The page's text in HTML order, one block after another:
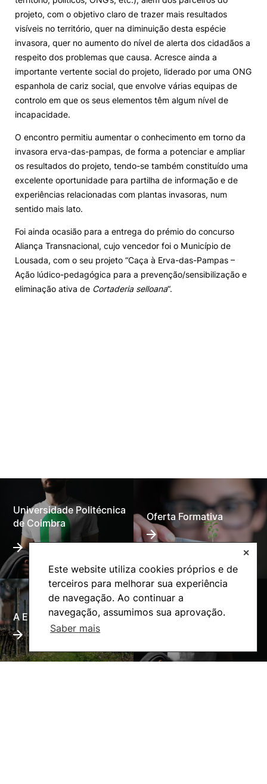
Este website utiliza cookies próprios e de
terceiros para melhorar sua experiência
de navegação. Ao continuar a
navegação, assumimos sua aprovação.
Saber mais
✕
projeto, com o objetivo claro de trazer mais resultados
visíveis no território, quer na diminuição desta espécie
invasora, quer no aumento do nível de alerta dos cidadãos a
respeito dos problemas que causa. Acresce ainda a
importante vertente social do projeto, liderado por uma ONG
espanhola de cariz social, que envolve várias equipas de
controlo em que os seus elementos têm algum nível de
incapacidade.
O encontro permitiu aumentar o conhecimento em torno da
invasora erva-das-pampas, de forma a potenciar e ampliar
os resultados do projeto, tendo-se também constituído uma
excelente oportunidade para partilha de informação e de
experiências relacionadas com plantas invasoras, num
sentido mais lato.
Foi ainda ocasião para a entrega do prémio do concurso
Aliança Transnacional, cujo vencedor foi o Município de
Lousada, com o seu projeto “Caça à Erva-das-Pampas –
Ação lúdico-pedagógica para a prevenção/sensibilização e
eliminação ativa de Cortaderia selloana“.
Universidade Politécnica
de Coimbra
Oferta Formativa
A ESAC Ação Social